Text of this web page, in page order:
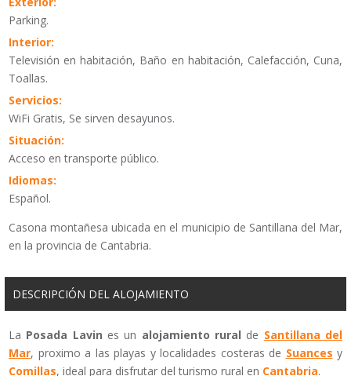
Parking.
Interior:
Televisión en habitación, Baño en habitación, Calefacción, Cuna,
Toallas.
Servicios:
WiFi Gratis, Se sirven desayunos.
Situación:
Acceso en transporte público.
Idiomas:
Español.
Casona montañesa ubicada en el municipio de Santillana del Mar,
en la provincia de Cantabria.
DESCRIPCIÓN DEL ALOJAMIENTO
La Posada Lavin es un alojamiento rural de Santillana del
Mar, proximo a las playas y localidades costeras de Suances y
Comillas, ideal para disfrutar del turismo rural en Cantabria.